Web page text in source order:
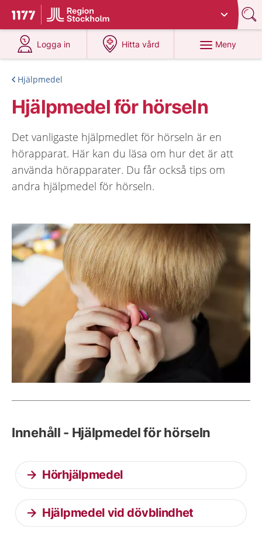
Till startsidan för 1177
Du har valt region
Logga in
på 1177.se
Hitta vård
på 1177.se
Meny
Hjälpmedel
Hjälpmedel för hörseln
Det vanligaste hjälpmedlet för hörseln är en
hörapparat. Här kan du läsa om hur det är att
använda hörapparater. Du får också tips om
andra hjälpmedel för hörseln.
Innehåll - Hjälpmedel för hörseln
Hörhjälpmedel
Hjälpmedel vid dövblindhet